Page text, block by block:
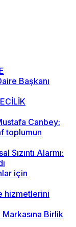
Başkanı
Canbey:
toplumun
Sızıntı Alarmı:
için
hizmetlerini
Markasına Birlik